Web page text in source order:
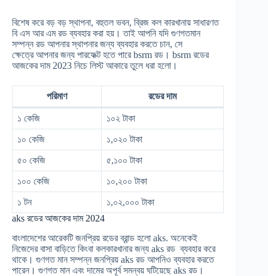
বিশেষ করে বড় বড় স্থাপনা, বহুতল ভবন, ব্রিজ কল কারখানায় সাধারণত
বি এস আর এম রড ব্যবহার করা হয়। তাই আপনি যদি গুণগতমান
সম্পন্ন রড আপনার স্থাপনার জন্য ব্যবহার করতে চান, সে
ক্ষেত্রে আপনার জন্য পারফেক্ট হতে পারে bsrm রড। bsrm রডের
আজকের দাম 2023 নিচে লিস্ট আকারে তুলে ধরা হলো।
পরিমাণ রডের দাম
১ কেজি ১০২ টাকা
১০ কেজি ১,০২০ টাকা
৫০ কেজি ৫,১০০ টাকা
১০০ কেজি ১০,২০০ টাকা
১ টন
১,০২,০০০ টাকা
aks রডের আজকের দাম 2024
বাংলাদেশের আরেকটি জনপ্রিয় রডের ব্রান্ড হলো aks. অনেকেই
নিজেদের বাসা বাড়িতে কিংবা কলকারখানার জন্য aks রড ব্যবহার করে
থাকে। গুণগত মান সম্পন্ন জনপ্রিয় aks রড আপনিও ব্যবহার করতে
পারেন। গুণগত মান এবং দামের অপূর্ব সমন্বয় ঘটিয়েছে aks রড।